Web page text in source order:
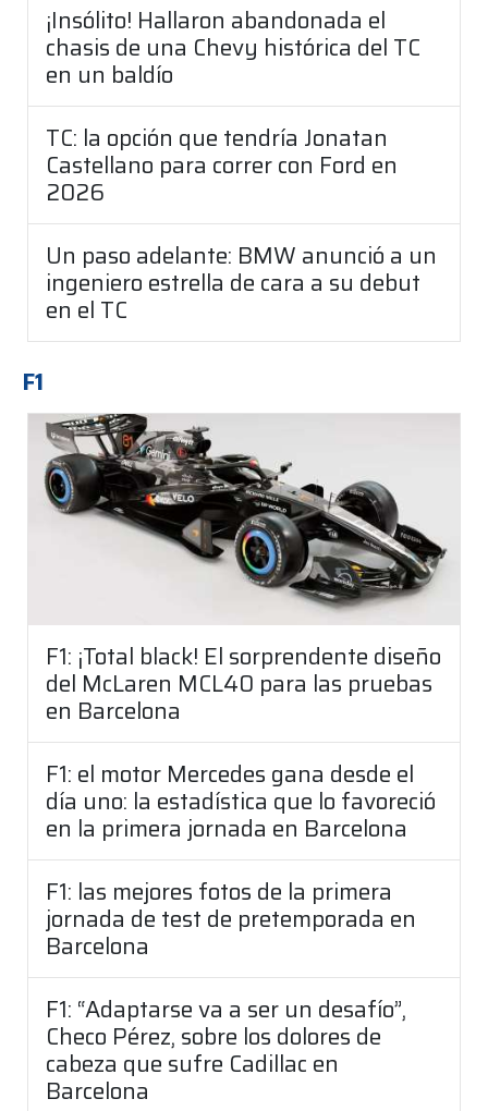
¡Insólito! Hallaron abandonada el
chasis de una Chevy histórica del TC
en un baldío
TC: la opción que tendría Jonatan
Castellano para correr con Ford en
2026
Un paso adelante: BMW anunció a un
ingeniero estrella de cara a su debut
en el TC
F1
F1: ¡Total black! El sorprendente diseño
del McLaren MCL40 para las pruebas
en Barcelona
F1: el motor Mercedes gana desde el
día uno: la estadística que lo favoreció
en la primera jornada en Barcelona
F1: las mejores fotos de la primera
jornada de test de pretemporada en
Barcelona
F1: “Adaptarse va a ser un desafío”,
Checo Pérez, sobre los dolores de
cabeza que sufre Cadillac en
Barcelona